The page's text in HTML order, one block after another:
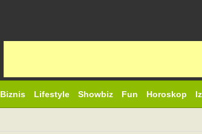
Biznis Lifestyle Showbiz Fun Horoskop